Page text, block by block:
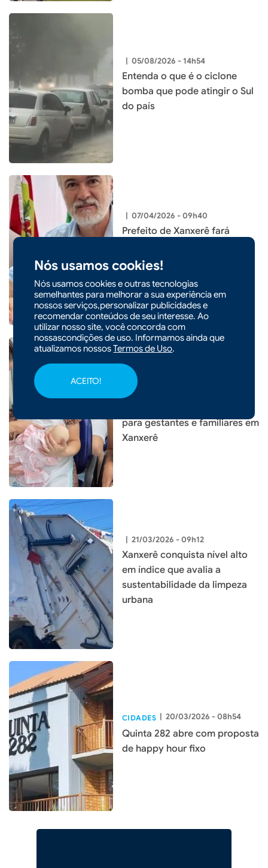
Nós usamos cookies!
Nós usamos cookies e outras tecnologias
semelhantes para melhorar a sua experiência em
nossos serviços,personalizar publicidades e
recomendar conteúdos de seu interesse. Ao
utilizar nosso site, você concorda com
nossascondições de uso. Informamos ainda que
atualizamos nossosTermos de Uso.
ACEITO!
| 05/08/2026 - 14h54
Entenda o que é o ciclone
bomba que pode atingir o Sul
do país
| 07/04/2026 - 09h40
Prefeito de Xanxerê fará
Catarinense de Cidades
26/03/2026 - 09h18
Hospital Regional São Paulo
para gestantes e familiares em
Xanxerê
| 21/03/2026 - 09h12
Xanxerê conquista nível alto
em índice que avalia a
sustentabilidade da limpeza
urbana
CIDADES | 20/03/2026 - 08h54
Quinta 282 abre com proposta
de happy hour fixo